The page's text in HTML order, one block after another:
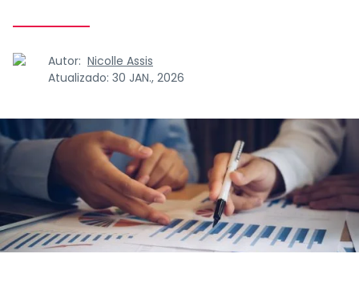
Autor: Nicolle Assis
Atualizado: 30 JAN., 2026